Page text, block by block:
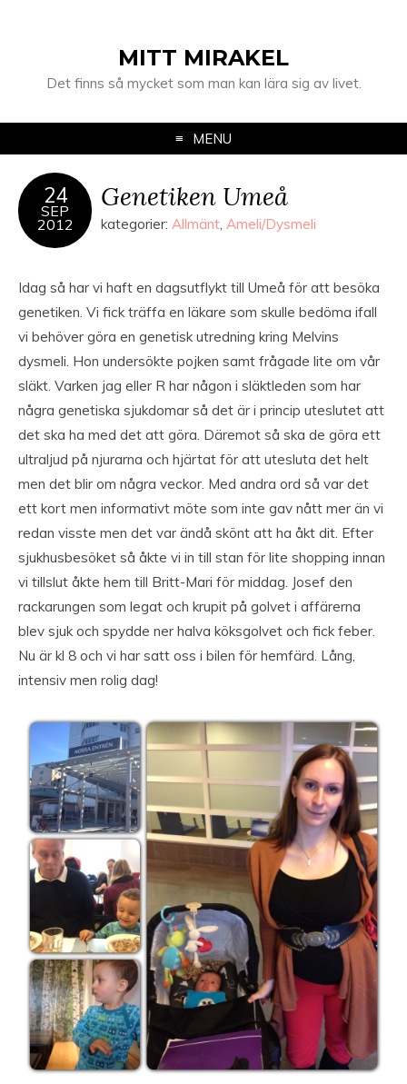
MITT MIRAKEL
Det finns så mycket som man kan lära sig av livet.
MENU
24
SEP
2012
Genetiken Umeå
kategorier: Allmänt, Ameli/Dysmeli
Idag så har vi haft en dagsutflykt till Umeå för att besöka
genetiken. Vi fick träffa en läkare som skulle bedöma ifall
vi behöver göra en genetisk utredning kring Melvins
dysmeli. Hon undersökte pojken samt frågade lite om vår
släkt. Varken jag eller R har någon i släktleden som har
några genetiska sjukdomar så det är i princip uteslutet att
det ska ha med det att göra. Däremot så ska de göra ett
ultraljud på njurarna och hjärtat för att utesluta det helt
men det blir om några veckor. Med andra ord så var det
ett kort men informativt möte som inte gav nått mer än vi
redan visste men det var ändå skönt att ha åkt dit. Efter
sjukhusbesöket så åkte vi in till stan för lite shopping innan
vi tillslut åkte hem till Britt-Mari för middag. Josef den
rackarungen som legat och krupit på golvet i affärerna
blev sjuk och spydde ner halva köksgolvet och fick feber.
Nu är kl 8 och vi har satt oss i bilen för hemfärd. Lång,
intensiv men rolig dag!